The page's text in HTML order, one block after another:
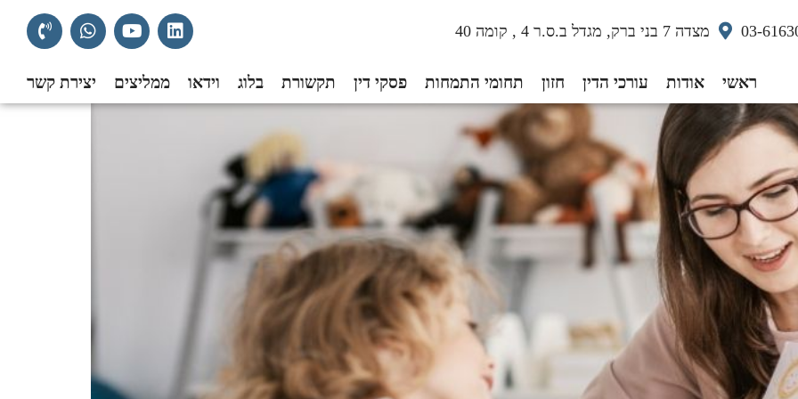
03- מצדה 7 בני ברק, מגדל ב.ס.ר 4 , קומה 40
ראשי אודות עורכי הדין חזון תחומי התמחות פסקי דין תקשורת בלוג וידאו ממליצים יצירת קשר